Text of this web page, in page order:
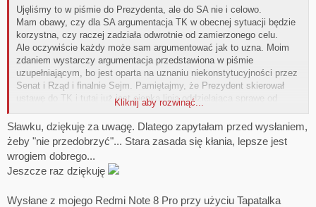
przepisów w Ustawie z dnia 21 grudnia 2023 r. o zmianie ustawy o
szczególnych rozwiązaniach służących realizacji ustawy budżetowej
na rok 2023 (Dz.U.2023.2777 Akt jednorazowy).
Wobec powyższego można przyjąć per analogiam, że w prawnej
przestrzeni funkcjonuje już przekonanie o niekonstytucyjności
rozwiązania przyjętego w art. 41 ustawy o szczególnych
rozwiązaniach służących realizacji ustawy budżetowej na 2023 oraz
konieczności jego naprawy..."
Ujęliśmy to w piśmie do Prezydenta, ale do SA nie i celowo.
Mam obawy, czy dla SA argumentacja TK w obecnej sytuacji będzie
korzystna, czy raczej zadziała odwrotnie od zamierzonego celu.
Ale oczywiście każdy może sam argumentować jak to uzna. Moim
zdaniem wystarczy argumentacja przedstawiona w piśmie
uzupełniającym, bo jest oparta na uznaniu niekonstytucyjności przez
Senat i Rząd i finalnie Sejm. Pamiętajmy, że Prezydent skierował
ustawę do TK i tutaj już jest cienka linia oddzielająca sprawę od
polityki. Argumentację TK w obecnej sytuacji wokół TK, sędziowie SA
mogą różnie odbierać. Takie czasy. Dużo rozwagi dla dobra sprawy
zalecam.
Kliknij aby rozwinąć...
Sławku, dziękuję za uwagę. Dlatego zapytałam przed wysłaniem,
żeby "nie przedobrzyć"... Stara zasada się kłania, lepsze jest
wrogiem dobrego...
Jeszcze raz dziękuję
Wysłane z mojego Redmi Note 8 Pro przy użyciu Tapatalka